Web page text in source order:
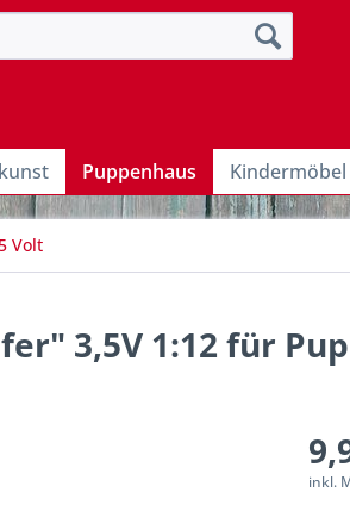
Puppenhaus Kindermöbel
Volt
3,5V 1:12 für
inkl.